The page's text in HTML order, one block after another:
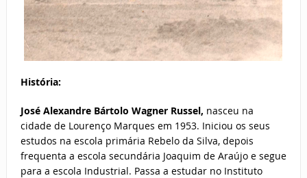
História:
José Alexandre Bártolo Wagner Russel, nasceu na
cidade de Lourenço Marques em 1953. Iniciou os seus
estudos na escola primária Rebelo da Silva, depois
frequenta a escola secundária Joaquim de Araújo e segue
para a escola Industrial. Passa a estudar no Instituto